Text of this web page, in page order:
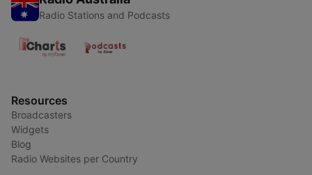
Radio Stations and Podcasts
Resources
Broadcasters
Widgets
Blog
Radio Websites per Country